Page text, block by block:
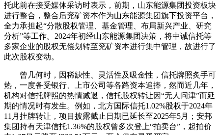
托此前在接受媒体采访时表示，前期，山东能源集团投资板块
进行整合，整合后兖矿资本作为山东能源集团旗下投资平台，
全力承担起“分散股权管理、基金管理、布局新兴产业、研究
分析”等工作。2024年初经山东能源集团决策，将中诚信托等
多家企业的股权无偿划转至兖矿资本进行集中管理，故进行了
此次股权变动。
曾几何时，因稀缺性、灵活性及吸金性，信托牌照炙手可
热，一度备受银行、上市公司等各路资本追捧，然而近几年，
机构对信托牌照的热情减退，信托股权转让因“无人问津”而延
期的情况时有发生。例如，北方国际信托1.02%股权于2024年
11月挂牌转让，项目披露截止日期已延长至2025年5月；安邦
集团持有天津信托1.36%的股权曾多次登上“拍卖台”，起拍价